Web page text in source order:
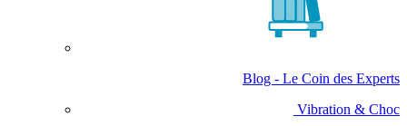
Blog - Le Coin des Experts
Vibration & Choc